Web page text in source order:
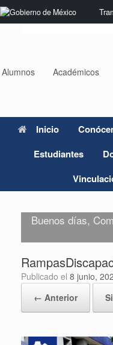
Nota:
este
sistema
Saltar
al
Alumnos Académicos
Inicio
Estudiantes
Buenos días,
Publicado el 8 junio,
← Anterior